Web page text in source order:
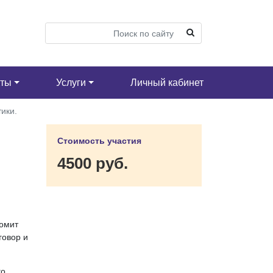
Услуги Личный кабинет
и
Стоимость участия
4500 руб.